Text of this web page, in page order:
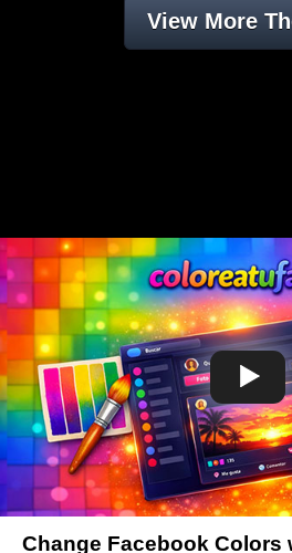
View More
Change Facebook Colors